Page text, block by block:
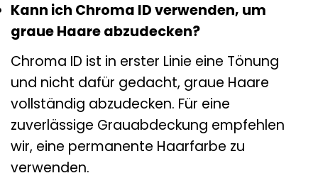
Kann ich Chroma ID verwenden, um
graue Haare abzudecken?
Chroma ID ist in erster Linie eine Tönung
und nicht dafür gedacht, graue Haare
vollständig abzudecken. Für eine
zuverlässige Grauabdeckung empfehlen
wir, eine permanente Haarfarbe zu
verwenden.